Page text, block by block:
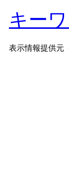
キー
表示情報提供元